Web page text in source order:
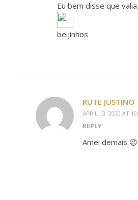
Eu bem disse que
beijinhos
RUTE JUSTINO
APRIL 13, 2020 AT
REPLY
Amei demais 😉